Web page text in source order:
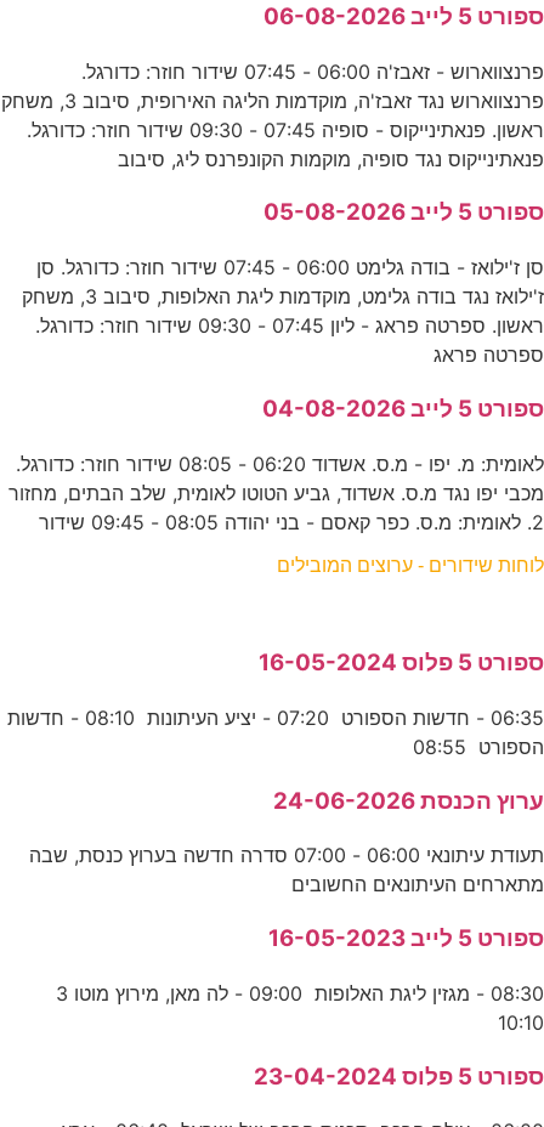
ספורט 5 לייב 06-08-2026
פרנצווארוש - זאבז'ה 06:00 - 07:45 שידור חוזר: כדורגל.
פרנצווארוש נגד זאבז'ה, מוקדמות הליגה האירופית, סיבוב 3, משחק
ראשון. פנאתינייקוס - סופיה 07:45 - 09:30 שידור חוזר: כדורגל.
פנאתינייקוס נגד סופיה, מוקמות הקונפרנס ליג, סיבוב
ספורט 5 לייב 05-08-2026
סן ז'ילואז - בודה גלימט 06:00 - 07:45 שידור חוזר: כדורגל. סן
ז'ילואז נגד בודה גלימט, מוקדמות ליגת האלופות, סיבוב 3, משחק
ראשון. ספרטה פראג - ליון 07:45 - 09:30 שידור חוזר: כדורגל.
ספרטה פראג
ספורט 5 לייב 04-08-2026
לאומית: מ. יפו - מ.ס. אשדוד 06:20 - 08:05 שידור חוזר: כדורגל.
מכבי יפו נגד מ.ס. אשדוד, גביע הטוטו לאומית, שלב הבתים, מחזור
2. לאומית: מ.ס. כפר קאסם - בני יהודה 08:05 - 09:45 שידור
לוחות שידורים - ערוצים המובילים
ספורט 5 פלוס 16-05-2024
06:35 - חדשות הספורט 07:20 - יציע העיתונות 08:10 - חדשות
הספורט 08:55
ערוץ הכנסת 24-06-2026
תעודת עיתונאי 06:00 - 07:00 סדרה חדשה בערוץ כנסת, שבה
מתארחים העיתונאים החשובים
ספורט 5 לייב 16-05-2023
10:10
ספורט 5 פלוס 23-04-2024